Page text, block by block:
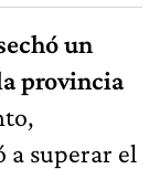
un
provincia
a superar el